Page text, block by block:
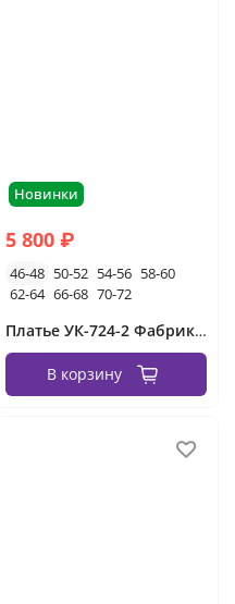
Новинки
5 800 ₽
46-48 50-52 54-56 58-60
62-64 66-68 70-72
Платье УК-724-2 Фабрика Моды
В корзину